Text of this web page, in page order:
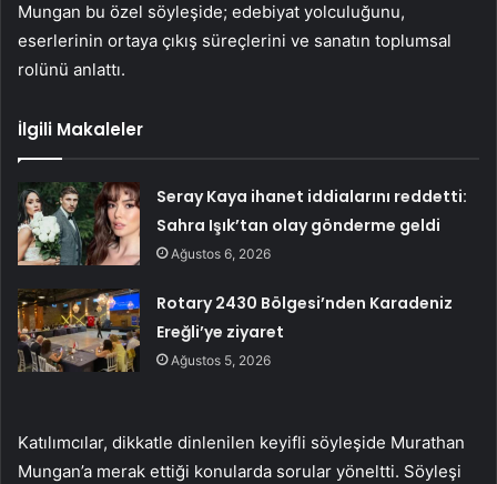
Mungan bu özel söyleşide; edebiyat yolculuğunu,
eserlerinin ortaya çıkış süreçlerini ve sanatın toplumsal
rolünü anlattı.
İlgili Makaleler
Seray Kaya ihanet iddialarını reddetti:
Sahra Işık’tan olay gönderme geldi
Ağustos 6, 2026
Rotary 2430 Bölgesi’nden Karadeniz
Ereğli’ye ziyaret
Ağustos 5, 2026
Katılımcılar, dikkatle dinlenilen keyifli söyleşide Murathan
Mungan’a merak ettiği konularda sorular yöneltti. Söyleşi